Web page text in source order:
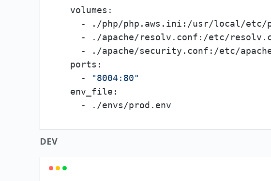
    volumes:
- ./php/php.aws.ini:/usr/local/etc/
- ./apache/resolv.conf:/etc/
- ./apache/security.conf:/etc/
    ports:
      -
"8004:80"
    env_file:
      - ./envs/prod.env
DEV